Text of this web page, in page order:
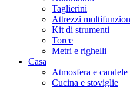
Taglierini
Attrezzi
Kit di strumenti
Torce
Metri e righelli
Casa
Atmosfera e candele
Cucina e stoviglie